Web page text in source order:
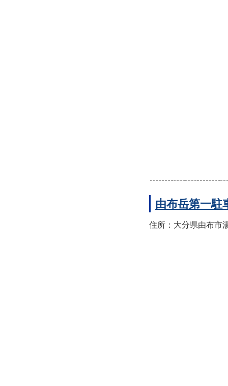
由布岳第一駐
住所：大分県由布市